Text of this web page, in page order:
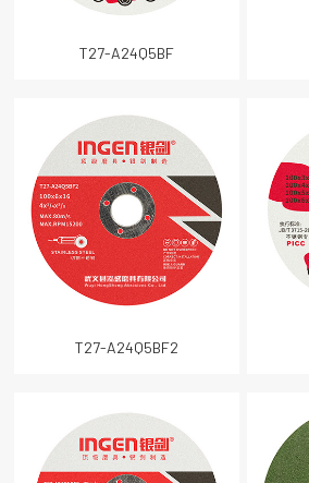
T27-A24Q5BF
T27-A24Q5BF2